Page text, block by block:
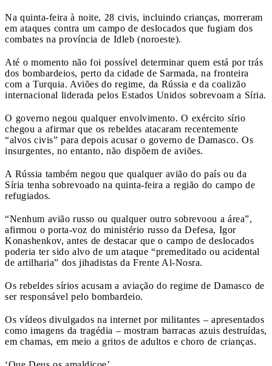
Na quinta-feira à noite, 28 civis, incluindo crianças, morreram
em ataques contra um campo de deslocados que fugiam dos
combates na província de Idleb (noroeste).
Até o momento não foi possível determinar quem está por trás
dos bombardeios, perto da cidade de Sarmada, na fronteira
com a Turquia. Aviões do regime, da Rússia e da coalizão
internacional liderada pelos Estados Unidos sobrevoam a Síria.
O governo negou qualquer envolvimento. O exército sírio
chegou a afirmar que os rebeldes atacaram recentemente
“alvos civis” para depois acusar o governo de Damasco. Os
insurgentes, no entanto, não dispõem de aviões.
A Rússia também negou que qualquer avião do país ou da
Síria tenha sobrevoado na quinta-feira a região do campo de
refugiados.
“Nenhum avião russo ou qualquer outro sobrevoou a área”,
afirmou o porta-voz do ministério russo da Defesa, Igor
Konashenkov, antes de destacar que o campo de deslocados
poderia ter sido alvo de um ataque “premeditado ou acidental
de artilharia” dos jihadistas da Frente Al-Nosra.
Os rebeldes sírios acusam a aviação do regime de Damasco de
ser responsável pelo bombardeio.
Os vídeos divulgados na internet por militantes – apresentados
como imagens da tragédia – mostram barracas azuis destruídas,
em chamas, em meio a gritos de adultos e choro de crianças.